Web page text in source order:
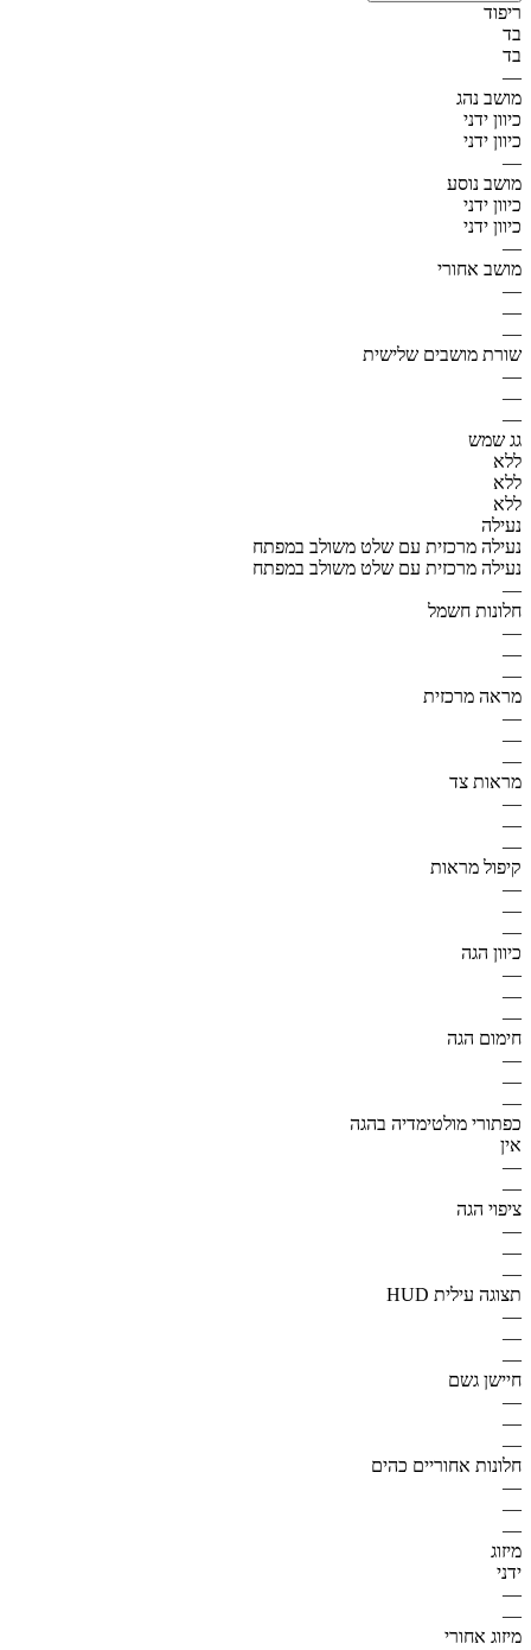
ריפוד
בד
בד
—
מושב נהג
כיוון ידני
כיוון ידני
—
מושב נוסע
כיוון ידני
כיוון ידני
—
מושב אחורי
—
—
—
שורת מושבים שלישית
—
—
—
גג שמש
ללא
ללא
ללא
נעילה
נעילה מרכזית עם שלט משולב במפתח
נעילה מרכזית עם שלט משולב במפתח
—
חלונות חשמל
—
—
—
מראה מרכזית
—
—
—
מראות צד
—
—
—
קיפול מראות
—
—
—
כיוון הגה
—
—
—
חימום הגה
—
—
—
כפתורי מולטימדיה בהגה
אין
—
—
ציפוי הגה
—
—
—
תצוגה עילית HUD
—
—
—
חיישן גשם
—
—
—
חלונות אחוריים כהים
—
—
—
מיזוג
ידני
—
—
מיזוג אחורי